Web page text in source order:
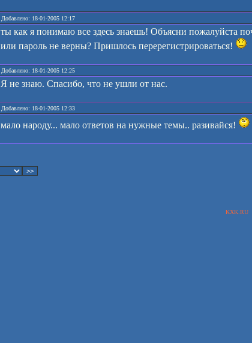
Добавлено: 18-01-2005 12:17
ты как я понимаю все здесь знаешь! Объясни пожалуйста
или пароль не верны? Пришлось перерегистрироваться!
Добавлено: 18-01-2005 12:25
Я не знаю. Спасибо, что не ушли от нас.
Добавлено: 18-01-2005 12:33
мало народу... мало ответов на нужные темы.. разивайся!
KXK.RU